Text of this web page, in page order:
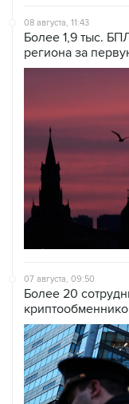
08 августа, 11:43
Более 1,9 тыс.
региона за
07 августа, 09:50
Более 20